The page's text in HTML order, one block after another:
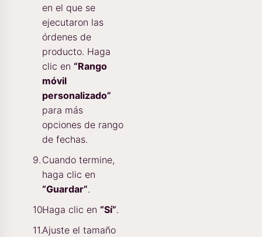
en el que se
ejecutaron las
órdenes de
producto. Haga
clic en “Rango
móvil
personalizado”
para más
opciones de rango
de fechas.
Cuando termine,
haga clic en
“Guardar”.
Haga clic en “Sí”.
Ajuste el tamaño